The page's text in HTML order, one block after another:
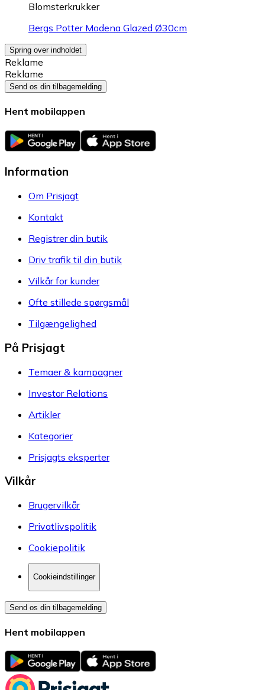
Blomsterkrukker
Bergs Potter Modena Glazed Ø30cm
Spring over indholdet
Reklame
Reklame
Send os din tilbagemelding
Hent mobilappen
Information
Om Prisjagt
Kontakt
Registrer din butik
Driv trafik til din butik
Vilkår for kunder
Ofte stillede spørgsmål
Tilgængelighed
På Prisjagt
Temaer & kampagner
Investor Relations
Artikler
Kategorier
Prisjagts eksperter
Vilkår
Brugervilkår
Privatlivspolitik
Cookiepolitik
Cookieindstillinger
Send os din tilbagemelding
Hent mobilappen